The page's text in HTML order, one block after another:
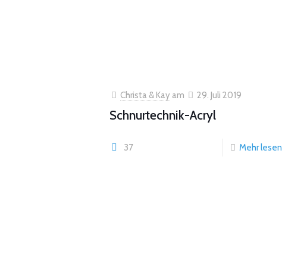
Christa & Kay am 29. Juli 2019
Schnurtechnik-Acryl
37 Mehr lesen